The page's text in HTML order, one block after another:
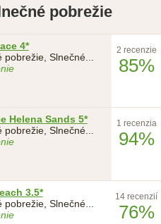
pobrežie
4*
pobrežie, Slnečné...
2 recenzie
85%
Helena Sands 5*
pobrežie, Slnečné...
1 recenzia
94%
3.5*
pobrežie, Slnečné...
14 recenzií
76%